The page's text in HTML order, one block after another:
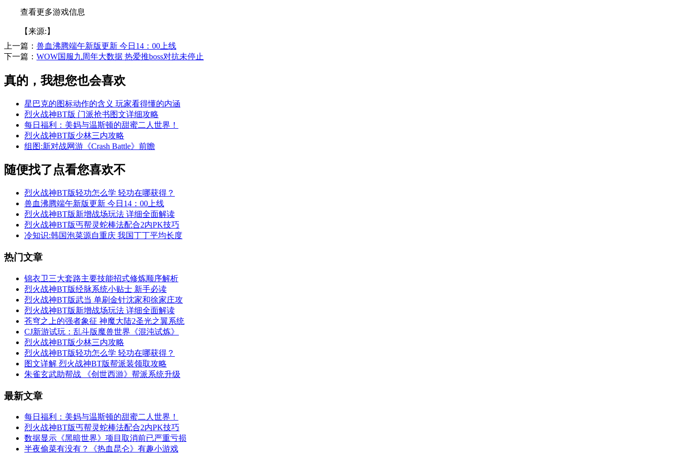
查看更多游戏信息
【来源:】
上一篇： 兽血沸腾端午新版更新 今日14：00上线
下一篇： WOW国服九周年大数据 热爱推boss对抗未停止
真的，我想您也会喜欢
星巴克的图标动作的含义 玩家看得懂的内涵
烈火战神BT版 门派抢书图文详细攻略
每日福利：美妈与温斯顿的甜蜜二人世界！
烈火战神BT版少林三内攻略
组图:新对战网游《Crash Battle》前瞻
随便找了点看您喜欢不
烈火战神BT版轻功怎么学 轻功在哪获得？
兽血沸腾端午新版更新 今日14：00上线
烈火战神BT版新增战场玩法 详细全面解读
烈火战神BT版丐帮灵蛇棒法配合2内PK技巧
冷知识:韩国泡菜源自重庆 我国丁丁平均长度
热门文章
锦衣卫三大套路主要技能招式修炼顺序解析
烈火战神BT版经脉系统小贴士 新手必读
烈火战神BT版武当 单刷金针沈家和徐家庄攻
烈火战神BT版新增战场玩法 详细全面解读
苍穹之上的强者象征 神魔大陆2圣光之翼系统
CJ新游试玩：乱斗版魔兽世界《混沌试炼》
烈火战神BT版少林三内攻略
烈火战神BT版轻功怎么学 轻功在哪获得？
图文详解 烈火战神BT版帮派装领取攻略
朱雀玄武助帮战 《创世西游》帮派系统升级
最新文章
每日福利：美妈与温斯顿的甜蜜二人世界！
烈火战神BT版丐帮灵蛇棒法配合2内PK技巧
数据显示《黑暗世界》项目取消前已严重亏损
半夜偷菜有没有？《热血昆仑》有趣小游戏